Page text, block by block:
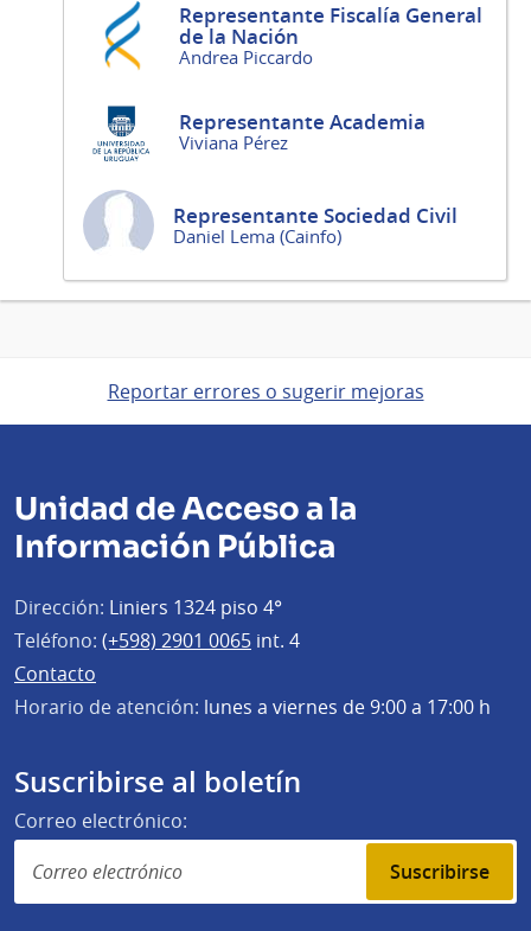
Representante Fiscalía General
de la Nación
Andrea Piccardo
Representante Academia
Viviana Pérez
Representante Sociedad Civil
Daniel Lema (Cainfo)
Reportar errores o sugerir mejoras
Unidad de Acceso a la
Información Pública
Dirección: Liniers 1324 piso 4°
Teléfono: (+598) 2901 0065 int. 4
Contacto
Horario de atención: lunes a viernes de 9:00 a 17:00 h
Suscribirse al boletín
Correo electrónico:
Suscribirse